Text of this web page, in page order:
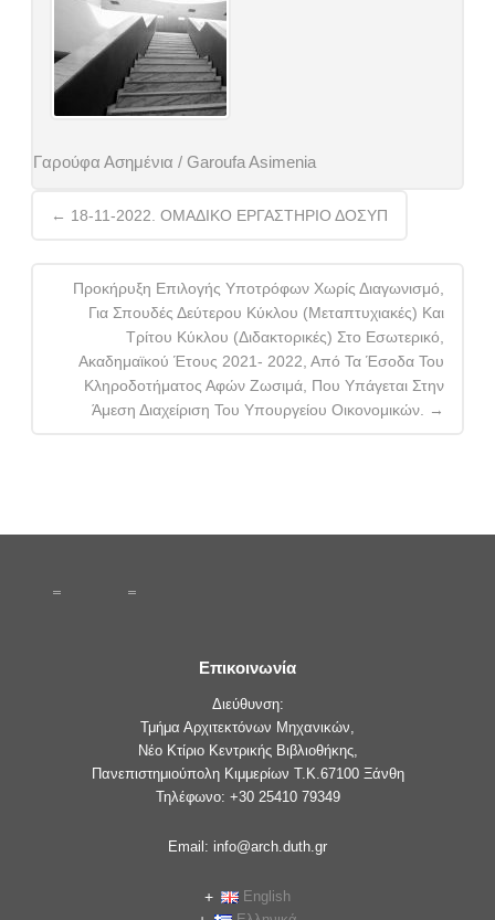
Γαρούφα Ασημένια / Garoufa Asimenia
navigation
← 18-11-2022. ΟΜΑΔΙΚΟ ΕΡΓΑΣΤΗΡΙΟ ΔΟΣΥΠ
Προκήρυξη Επιλογής Υποτρόφων Χωρίς Διαγωνισμό,
Για Σπουδές Δεύτερου Κύκλου (μεταπτυχιακές) Και
Τρίτου Κύκλου (διδακτορικές) Στο Εσωτερικό,
Ακαδημαϊκού Έτους 2021- 2022, Από Τα Έσοδα Του
Κληροδοτήματος Αφών Ζωσιμά, Που Υπάγεται Στην
Άμεση Διαχείριση Του Υπουργείου Οικονομικών.
→
Επικοινωνία
Διεύθυνση:
Τμήμα Αρχιτεκτόνων Μηχανικών,
Νέο Κτίριο Κεντρικής Βιβλιοθήκης,
Πανεπιστημιούπολη Κιμμερίων Τ.Κ.67100 Ξάνθη
Τηλέφωνο: +30 25410 79349
Email: info@arch.duth.gr
English